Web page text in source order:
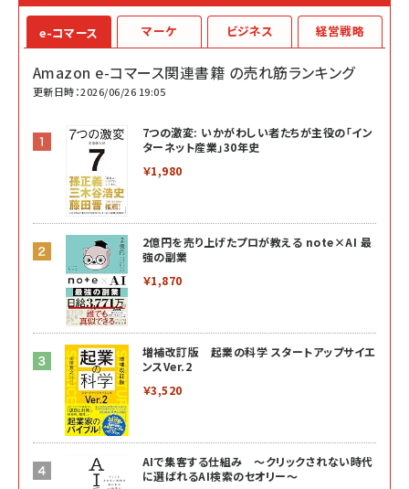
e-コマース
Amazon e-コマース関連書籍 の売れ筋ランキング
更新日時：2026/06/26 19:05
7つの激変: いかがわしい者たちが主役の「イン
ターネット産業」30年史
￥1,980
2億円を売り上げたプロが教える note×AI 最
強の副業
￥1,870
増補改訂版 起業の科学 スタートアップサイエ
ンスVer.2
￥3,520
AIで集客する仕組み ～クリックされない時代
に選ばれるAI検索のセオリー～
マーケ ビジネス 経営戦略